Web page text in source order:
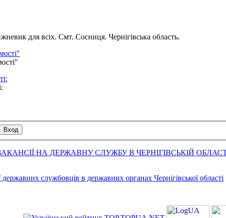
для всіх. Смт. Сосниця. Чернігівська область.
НА ДЕРЖАВНУ СЛУЖБУ В ЧЕРНІГІВСЬКІЙ
державних службовців в державних органах Чернігівської області